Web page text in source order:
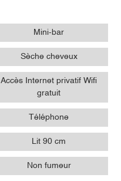
Mini-bar
Sèche cheveux
Accès Internet privatif Wifi
gratuit
Téléphone
Lit 90 cm
Non fumeur